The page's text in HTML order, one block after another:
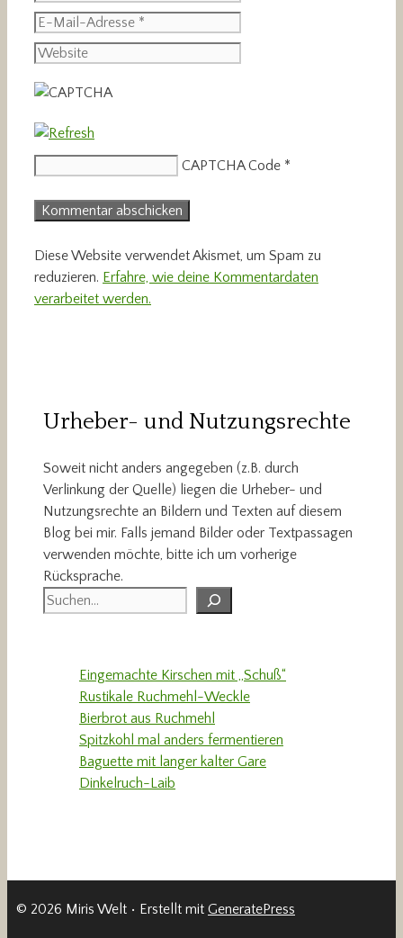
E-
Mail-
Adresse
Website
CAPTCHA Code *
Diese Website verwendet Akismet, um Spam zu
reduzieren. Erfahre, wie deine Kommentardaten
verarbeitet werden.
Urheber- und Nutzungsrechte
Soweit nicht anders angegeben (z.B. durch
Verlinkung der Quelle) liegen die Urheber- und
Nutzungsrechte an Bildern und Texten auf diesem
Blog bei mir. Falls jemand Bilder oder Textpassagen
verwenden möchte, bitte ich um vorherige
Rücksprache.
Suchen
Eingemachte Kirschen mit „Schuß“
Rustikale Ruchmehl-Weckle
Bierbrot aus Ruchmehl
Spitzkohl mal anders fermentieren
Baguette mit langer kalter Gare
Dinkelruch-Laib
© 2026 Miris Welt • Erstellt mit GeneratePress